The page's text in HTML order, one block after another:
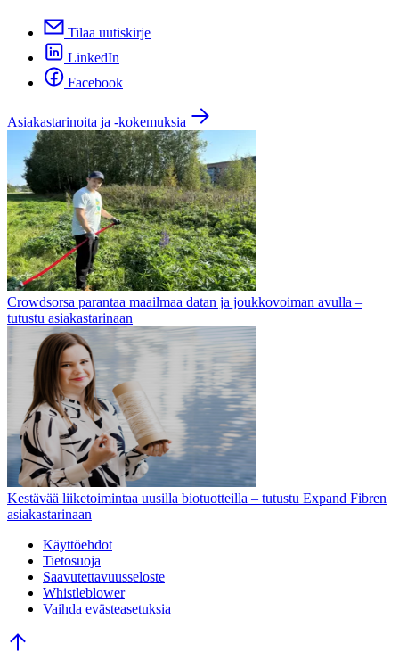
Tilaa uutiskirje
LinkedIn
Facebook
Asiakastarinoita ja -kokemuksia
Crowdsorsa parantaa maailmaa datan ja joukkovoiman avulla –
tutustu asiakastarinaan
Kestävää liiketoimintaa uusilla biotuotteilla – tutustu Expand Fibren
asiakastarinaan
Käyttöehdot
Tietosuoja
Saavutettavuusseloste
Whistleblower
Vaihda evästeasetuksia